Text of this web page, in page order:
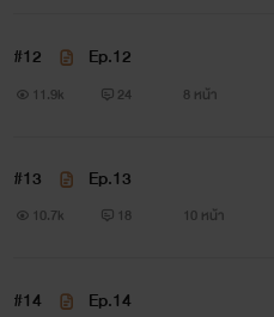
"อะไร ชี้หน้ากูหมายความว่าไง"
"เออได้!กูพูดดีๆด้วยเเล้วไม่
#12 Ep.12
11.9k 24 8 หน้า
#13 Ep.13
10.7k 18 10 หน้า
#14 Ep.14